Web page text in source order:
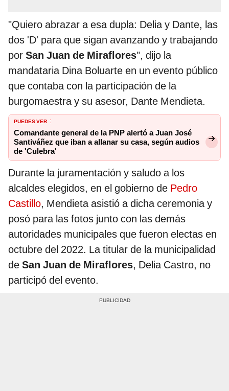
"Quiero abrazar a esa dupla: Delia y Dante, las
dos 'D' para que sigan avanzando y trabajando
por San Juan de Miraflores", dijo la
mandataria Dina Boluarte en un evento público
que contaba con la participación de la
burgomaestra y su asesor, Dante Mendieta.
PUEDES VER :
Comandante general de la PNP alertó a Juan José
Santiváñez que iban a allanar su casa, según audios
de 'Culebra'
Durante la juramentación y saludo a los
alcaldes elegidos, en el gobierno de Pedro
Castillo, Mendieta asistió a dicha ceremonia y
posó para las fotos junto con las demás
autoridades municipales que fueron electas en
octubre del 2022. La titular de la municipalidad
de San Juan de Miraflores, Delia Castro, no
participó del evento.